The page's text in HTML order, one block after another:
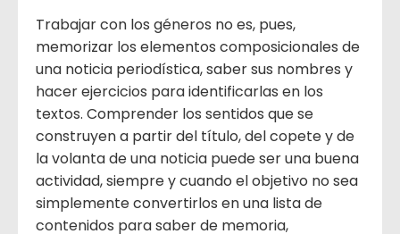
Trabajar con los géneros no es, pues,
memorizar los elementos composicionales de
una noticia periodística, saber sus nombres y
hacer ejercicios para identificarlas en los
textos. Comprender los sentidos que se
construyen a partir del título, del copete y de
la volanta de una noticia puede ser una buena
actividad, siempre y cuando el objetivo no sea
simplemente convertirlos en una lista de
contenidos para saber de memoria,